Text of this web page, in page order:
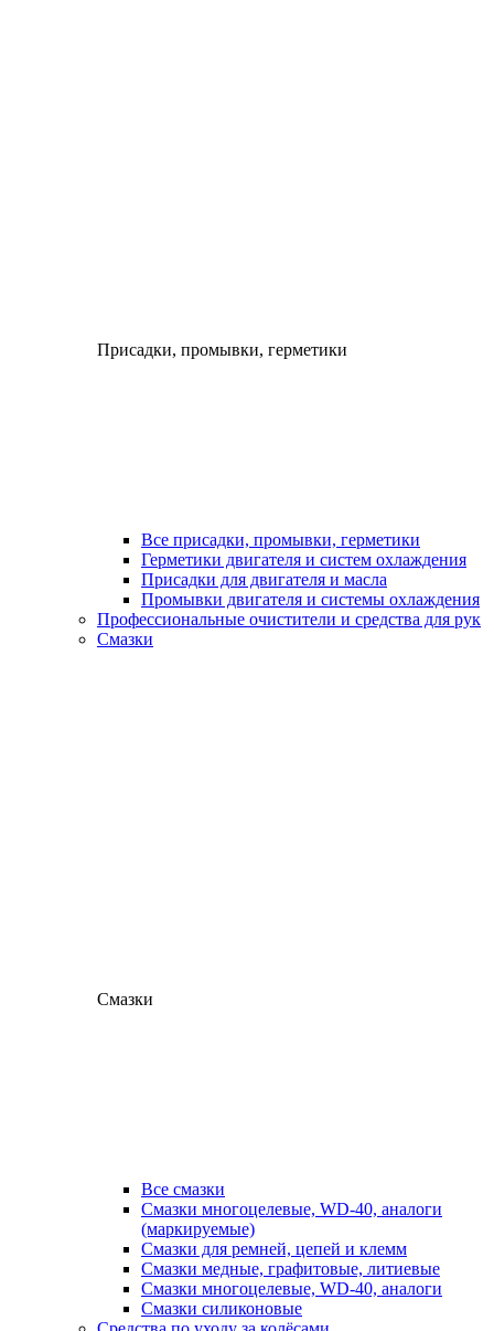
Присадки, промывки, герметики
Все присадки, промывки, герметики
Герметики двигателя и систем охлаждения
Присадки для двигателя и масла
Промывки двигателя и системы охлаждения
Профессиональные очистители и средства для рук
Смазки
Смазки
Все смазки
Смазки многоцелевые, WD-40, аналоги
(маркируемые)
Смазки для ремней, цепей и клемм
Смазки медные, графитовые, литиевые
Смазки многоцелевые, WD-40, аналоги
Смазки силиконовые